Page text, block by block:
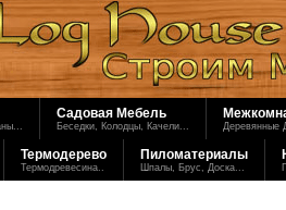
Садовая Мебель
Беседки, Колодцы, Качели... Деревянные
Термодерево
Термодревесина..
Пиломатериалы
Шпалы, Брус, Доска...